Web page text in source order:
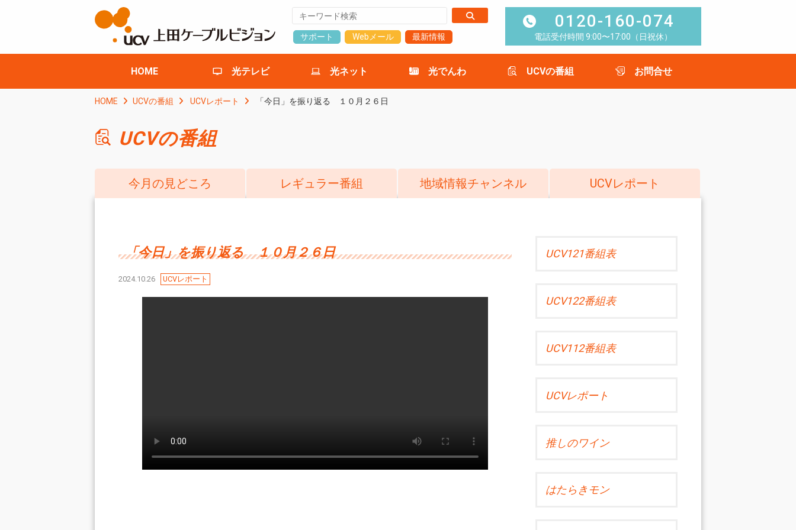
サポート Webメール 最新情報
0120-160-074
電話受付時間 9:00〜17:00（日祝休）
HOME 光テレビ 光ネット 光でんわ UCVの番組 お問合せ
HOME UCVの番組 UCVレポート 「今日」を振り返る １０月２６日
UCVの番組
今月の見どころ レギュラー番組 地域情報チャンネル UCVレポート
「今日」を振り返る １０月２６日
2024.10.26 UCVレポート
UCV121番組表
UCV122番組表
UCV112番組表
UCVレポート
推しのワイン
はたらきモン